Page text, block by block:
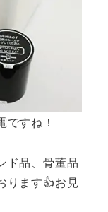
すね！
ド品、骨董品
ります👍お見